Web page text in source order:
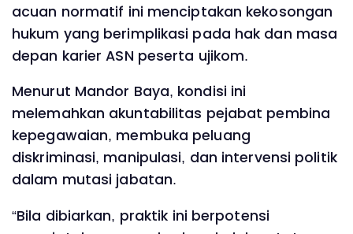
acuan normatif ini menciptakan kekosongan
hukum yang berimplikasi pada hak dan masa
depan karier ASN peserta ujikom.
Menurut Mandor Baya, kondisi ini
melemahkan akuntabilitas pejabat pembina
kepegawaian, membuka peluang
diskriminasi, manipulasi, dan intervensi politik
dalam mutasi jabatan.
“Bila dibiarkan, praktik ini berpotensi